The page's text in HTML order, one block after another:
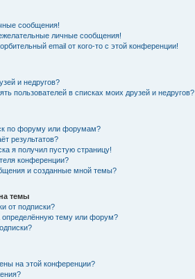
сообщения!
личные сообщения!
email от кого-то с этой конференции!
и недругов?
пользователей в списках моих друзей и недругов?
по форуму или форумам?
результатов?
я получил пустую страницу!
конференции?
и созданные мной темы?
темы
от подписки?
определённую тему или форум?
на этой конференции?